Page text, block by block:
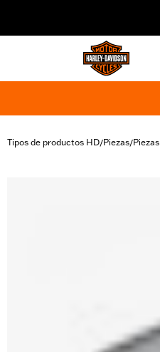
Tipos de productos HD/Piezas/